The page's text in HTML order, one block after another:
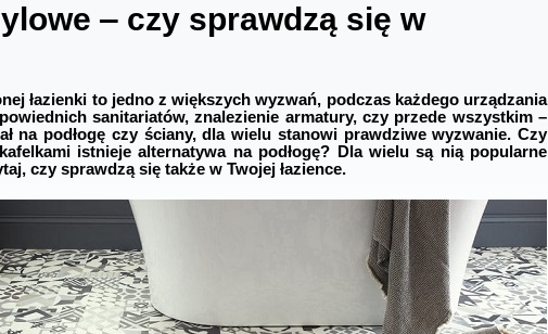
‒ czy sprawdzą się w
łazienki to jedno z większych wyzwań, podczas każdego urządzania
sanitariatów, znalezienie armatury, czy przede wszystkim –
na podłogę czy ściany, dla wielu stanowi prawdziwe wyzwanie. Czy
istnieje alternatywa na podłogę? Dla wielu są nią popularne
czy sprawdzą się także w Twojej łazience.